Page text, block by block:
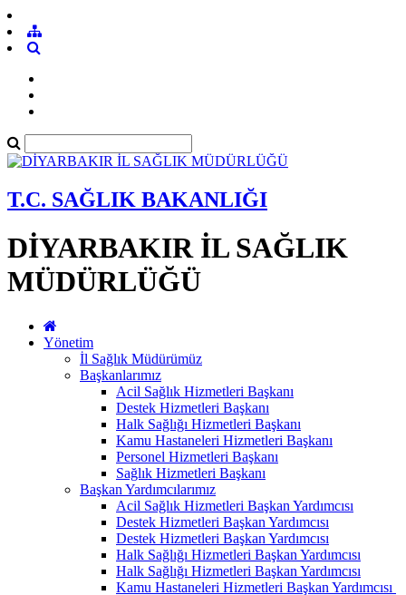
T.C. SAĞLIK BAKANLIĞI
DİYARBAKIR İL SAĞLIK
MÜDÜRLÜĞÜ
Yönetim
İl Sağlık Müdürümüz
Başkanlarımız
Acil Sağlık Hizmetleri Başkanı
Destek Hizmetleri Başkanı
Halk Sağlığı Hizmetleri Başkanı
Kamu Hastaneleri Hizmetleri Başkanı
Personel Hizmetleri Başkanı
Sağlık Hizmetleri Başkanı
Başkan Yardımcılarımız
Acil Sağlık Hizmetleri Başkan Yardımcısı
Destek Hizmetleri Başkan Yardımcısı
Destek Hizmetleri Başkan Yardımcısı
Halk Sağlığı Hizmetleri Başkan Yardımcısı
Halk Sağlığı Hizmetleri Başkan Yardımcısı
Kamu Hastaneleri Hizmetleri Başkan Yardımcısı ​